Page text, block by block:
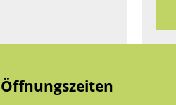
Öffnungszeiten